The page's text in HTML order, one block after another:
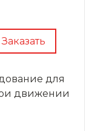
Заказать
для
движении